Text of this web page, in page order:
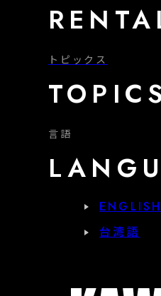
トピックス
TOPICS
言語
ENGLISH
台湾語